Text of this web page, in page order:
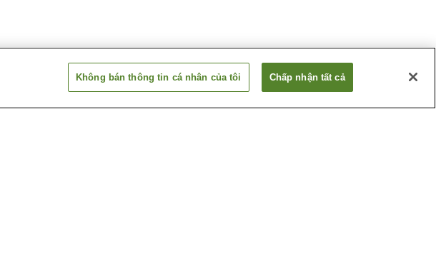
Không bán thông tin cá nhân của tôi Chấp nhận tất cả